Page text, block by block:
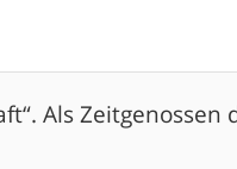
Als Zeitgenossen